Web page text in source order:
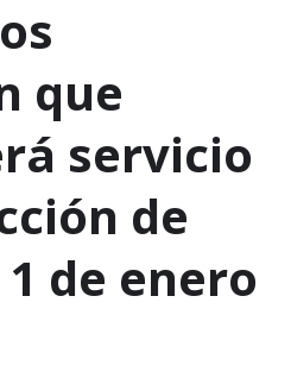
que
servicio
de
de enero